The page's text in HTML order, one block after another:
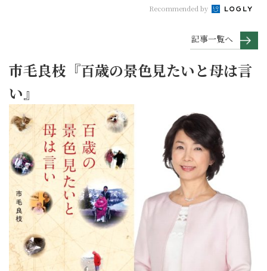
Recommended by
記事一覧へ
市毛良枝『百歳の景色見たいと母は言
い』